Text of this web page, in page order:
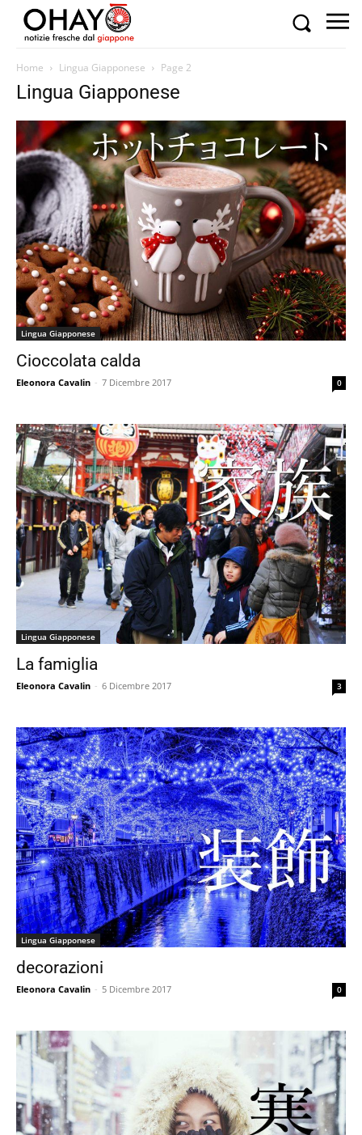
Home Lingua Giapponese Page 2
Lingua Giapponese
Lingua Giapponese
Cioccolata calda
Eleonora Cavalin - 7 Dicembre 2017 0
Lingua Giapponese
La famiglia
Eleonora Cavalin - 6 Dicembre 2017 3
Lingua Giapponese
decorazioni
Eleonora Cavalin - 5 Dicembre 2017 0